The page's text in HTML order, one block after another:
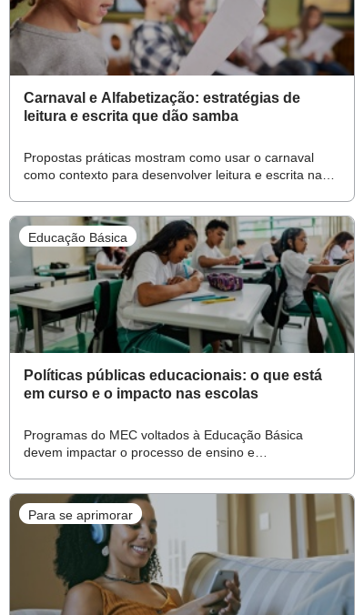
Carnaval e Alfabetização: estratégias de
leitura e escrita que dão samba
Propostas práticas mostram como usar o carnaval
como contexto para desenvolver leitura e escrita na
Educação Básica
Políticas públicas educacionais: o que está
em curso e o impacto nas escolas
Programas do MEC voltados à Educação Básica
devem impactar o processo de ensino e
Para se aprimorar